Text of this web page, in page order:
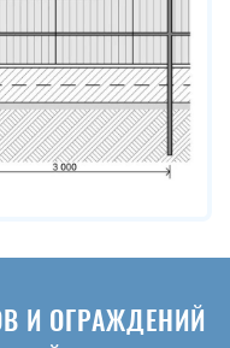
И ОГРАЖДЕНИЙ